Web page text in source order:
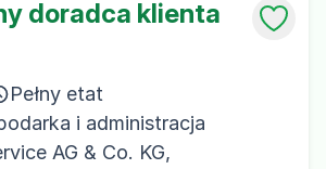
doradca klienta
Pełny etat
i administracja
AG & Co. KG,